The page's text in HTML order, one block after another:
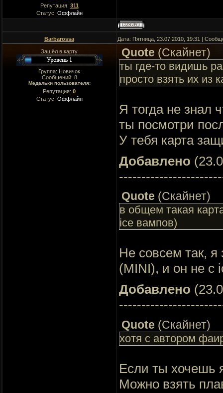
Репутация: 311
Статус: Оффлайн
Barbarossa Дата: Пятница, 23.07.2010, 19:31 |
Зашёл в карту
Группа: Новичок
Сообщений: 8
Медальки пользователя:
Репутация: 0
Статус: Оффлайн
Quote (Скайнет)
ты где-то видишь
просто взять их из
Я тогда не знал
ты посмотри
У тебя карта
Добавлено
Quote (Скайнет)
в общем такая
ice вампов)
Не совсем так, я
(MINI), и он не c
Добавлено
Quote (Скайнет)
хотя с автором
Если ты хочешь
Можно взять